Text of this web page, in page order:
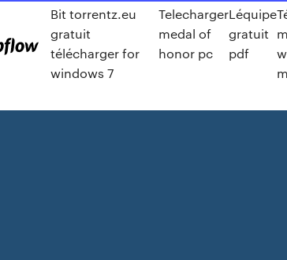
Bit torrentz.eu
gratuit
télécharger for
windows 7
Telecharger
medal of
honor pc
Léquipe
gratuit
pdf